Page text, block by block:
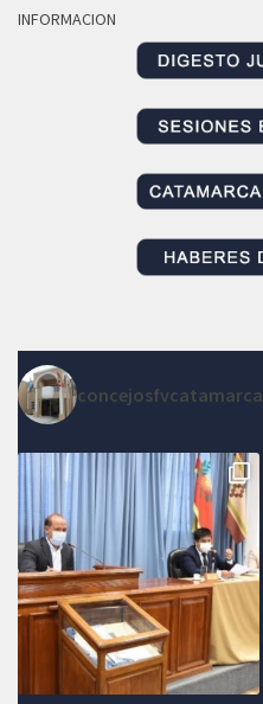
INFORMACION
concejosfvcatamarca